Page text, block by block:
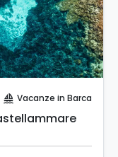
sailing Vacanze in Barca